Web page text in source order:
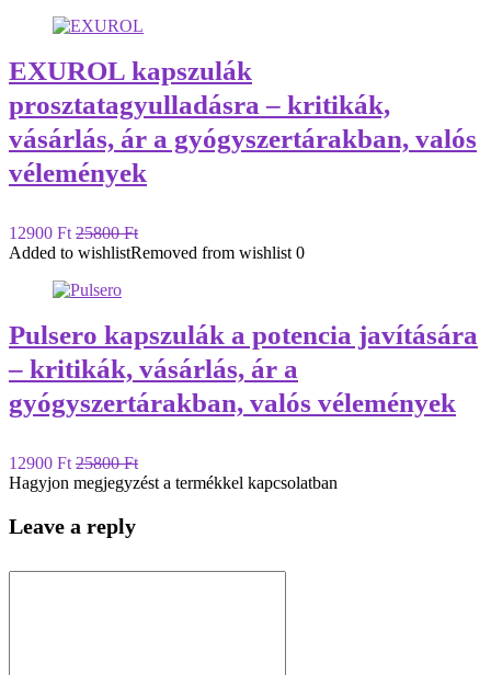
EXUROL kapszulák
prosztatagyulladásra – kritikák,
vásárlás, ár a gyógyszertárakban, valós
vélemények
12900 Ft 25800 Ft
Added to wishlistRemoved from wishlist 0
Pulsero kapszulák a potencia javítására
– kritikák, vásárlás, ár a
gyógyszertárakban, valós vélemények
12900 Ft 25800 Ft
Hagyjon megjegyzést a termékkel kapcsolatban
Leave a reply